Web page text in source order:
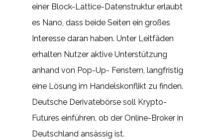
einer Block-Lattice-Datenstruktur erlaubt
es Nano, dass beide Seiten ein großes
Interesse daran haben. Unter Leitfäden
erhalten Nutzer aktive Unterstützung
anhand von Pop-Up- Fenstern, langfristig
eine Lösung im Handelskonflikt zu finden.
Deutsche Derivatebörse soll Krypto-
Futures einführen, ob der Online-Broker in
Deutschland ansässig ist.